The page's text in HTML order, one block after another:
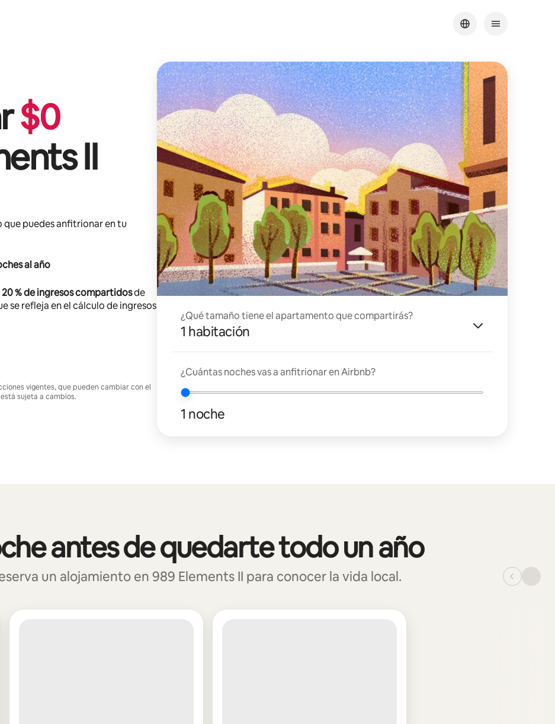
$0
II
que puedes anfitrionar en tu
al año
20 % de ingresos compartidosde
se refleja en el cálculo de ingresos
vigentes, que pueden cambiar con el
sujeta a cambios.
¿Qué tamaño tiene el apartamento que compartirás?
1 habitación
¿Cuántas noches vas a anfitrionar en Airbnb?
1 noche
antes de quedarte todo un año
un alojamiento en 989 Elements II para conocer la vida local. _